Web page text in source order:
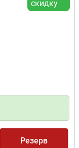
скидку
Резерв